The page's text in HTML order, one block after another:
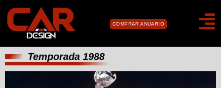
COMPRAR ANUARIO
Temporada 1988